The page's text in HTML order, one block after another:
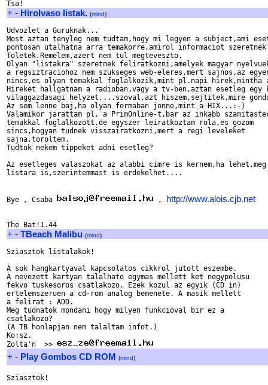
+ - Hirolvaso listak. (mind)
Udvozlet a Guruknak...
Most aztan tenyleg nem tudtam,hogy mi legyen a subject,ami
pontosan utalhatna arra temakorre,amirol informaciot
Toletek.Remelem,azert nem tul megteveszto.
Olyan "listakra" szeretnek feliratkozni,amelyek magyar
a regsiztraciohoz nem szukseges web-eleres,mert sajnos,az
nincs,es olyan temakkal foglalkozik,mint pl.napi hirek,mintha
Hireket hallgatnam a radioban,vagy a tv-ben,aztan esetleg egy
vilaggazdasagi helyzet,...szoval,azt hiszem,sejtitek,mire
Az sem lenne baj,ha olyan formaban jonne,mint a HIX...:-)
Valamikor jarattam pl. a PrimOnline-t,bar az inkabb
temakkal foglalkozott,de egyszer leiratkoztam rola,es gozom
sincs,hogyan tudnek visszairatkozni,mert a regi leveleket
sajna,toroltem.
Tudtok nekem tippeket adni esetleg?
Az esetleges valaszokat az alabbi cimre is kernem,ha
listara is,szerintemmast is erdekelhet....
Bye , Csaba , http://www.alois.cjb.net
+ - TBeach Malibu (mind)
Sziasztok listalakok!
A sok hangkartyaval kapcsolatos cikkrol jutott eszembe.
A nevezett kartyan talalhato egymas mellett ket negypolusu
fekvo tuskesoros csatlakozo. Ezek kozul az egyik (CD in)
ertelemszeruen a cd-rom analog bemenete. A masik mellett
a felirat : ADD.
Meg tudnatok mondani hogy milyen funkcioval bir ez a
csatlakozo?
(A TB honlapjan nem talaltam infot.)
Ko:sz.
Zolta'n  >>
+ - Play Gombos CD ROM (mind)
Sziasztok!